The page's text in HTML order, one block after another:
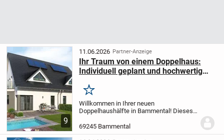
9
11.06.2026 Partner-Anzeige
Ihr Traum von einem Doppelhaus:
Individuell geplant und hochwertig
Merken
Willkommen in Ihrer neuen
Doppelhaushälfte in Bammental! Dieses
Wohnfläche von 124,95 m² genügend
Platz für Ihre Familie. Mit 4 Zimmern,
69245 Bammental